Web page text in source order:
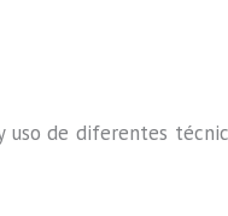
de diferentes